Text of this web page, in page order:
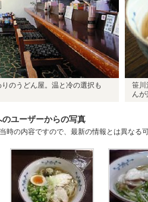
のうどん屋。温と冷の選択も
笹川
んが
ユーザーからの写真
時の内容ですので、最新の情報とは異なる